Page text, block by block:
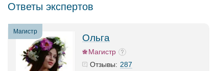
Ответы экспертов
Магистр
Ольга
Магистр
Отзывы: 287